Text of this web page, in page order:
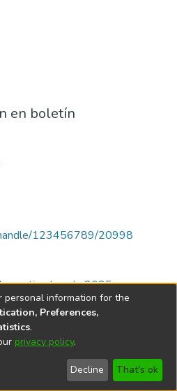
en boletín
123456789/20998
septiembre de 2025
de Córdoba
personal information for the
Preferences,
.
privacy policy.
Decline That's ok